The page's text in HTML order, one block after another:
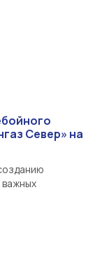
Север» на
важных